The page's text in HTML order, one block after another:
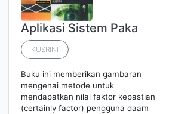
Aplikasi Sistem Paka
KUSRINI
Buku ini memberikan gambaran
mengenai metode untuk
mendapatkan nilai faktor kepastian
(certainly factor) pengguna daam